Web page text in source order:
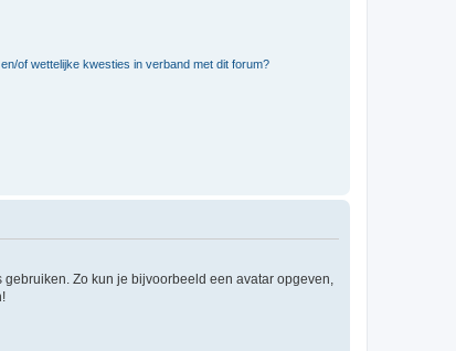
of wettelijke kwesties in verband met dit forum?
Zo kun je bijvoorbeeld een avatar opgeven,